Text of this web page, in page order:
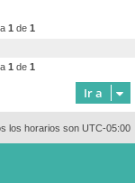
1 de 1
1 de 1
Ir a
los horarios son UTC-05:00